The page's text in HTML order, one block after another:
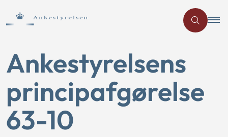
Ankestyrelsens
principafgørelse
63-10